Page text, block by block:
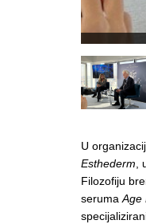
U
Esthederm
Filozofiju
seruma Age